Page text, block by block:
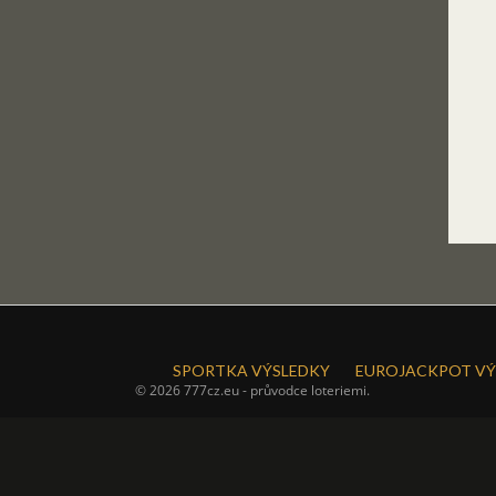
SPORTKA VÝSLEDKY EUROJACKPOT
© 2026 777cz.eu - průvodce loteriemi.